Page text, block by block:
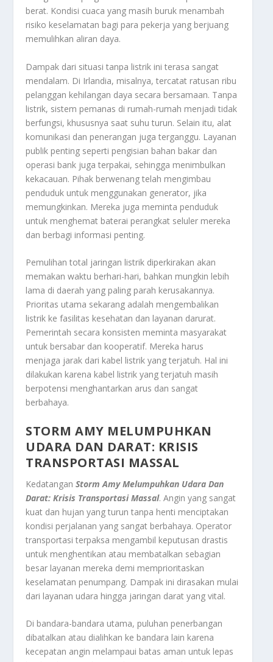
berat. Kondisi cuaca yang masih buruk menambah
risiko keselamatan bagi para pekerja yang berjuang
memulihkan aliran daya.
Dampak dari situasi tanpa listrik ini terasa sangat
mendalam. Di Irlandia, misalnya, tercatat ratusan ribu
pelanggan kehilangan daya secara bersamaan. Tanpa
listrik, sistem pemanas di rumah-rumah menjadi tidak
berfungsi, khususnya saat suhu turun. Selain itu, alat
komunikasi dan penerangan juga terganggu. Layanan
publik penting seperti pengisian bahan bakar dan
operasi bank juga terpakai, sehingga menimbulkan
kekacauan. Pihak berwenang telah mengimbau
penduduk untuk menggunakan generator, jika
memungkinkan. Mereka juga meminta penduduk
untuk menghemat baterai perangkat seluler mereka
dan berbagi informasi penting.
Pemulihan total jaringan listrik diperkirakan akan
memakan waktu berhari-hari, bahkan mungkin lebih
lama di daerah yang paling parah kerusakannya.
Prioritas utama sekarang adalah mengembalikan
listrik ke fasilitas kesehatan dan layanan darurat.
Pemerintah secara konsisten meminta masyarakat
untuk bersabar dan kooperatif. Mereka harus
menjaga jarak dari kabel listrik yang terjatuh. Hal ini
dilakukan karena kabel listrik yang terjatuh masih
berpotensi menghantarkan arus dan sangat
berbahaya.
STORM AMY MELUMPUHKAN
UDARA DAN DARAT: KRISIS
TRANSPORTASI MASSAL
KedatanganStorm Amy Melumpuhkan Udara Dan
Darat: Krisis Transportasi Massal. Angin yang sangat
kuat dan hujan yang turun tanpa henti menciptakan
kondisi perjalanan yang sangat berbahaya. Operator
transportasi terpaksa mengambil keputusan drastis
untuk menghentikan atau membatalkan sebagian
besar layanan mereka demi memprioritaskan
keselamatan penumpang. Dampak ini dirasakan mulai
dari layanan udara hingga jaringan darat yang vital.
Di bandara-bandara utama, puluhan penerbangan
dibatalkan atau dialihkan ke bandara lain karena
kecepatan angin melampaui batas aman untuk lepas